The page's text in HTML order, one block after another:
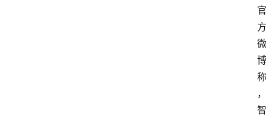
官
方
微
博
称
，
智